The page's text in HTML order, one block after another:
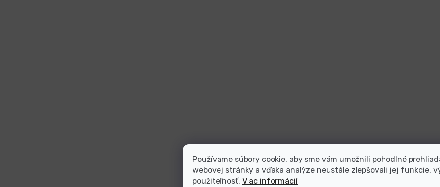
Používame súbory cookie, aby sme vám umožnili pohodlné
webovej stránky a vďaka analýze neustále zlepšovali jej funkcie,
použiteľnosť. Viac informácií